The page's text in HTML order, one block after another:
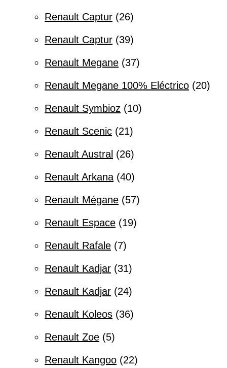
Renault Captur 26
Renault Captur 39
Renault Megane 37
Renault Megane 100% Eléctrico 20
Renault Symbioz 10
Renault Scenic 21
Renault Austral 26
Renault Arkana 40
Renault Mégane 57
Renault Espace 19
Renault Rafale 7
Renault Kadjar 31
Renault Kadjar 24
Renault Koleos 36
Renault Zoe 5
Renault Kangoo 22